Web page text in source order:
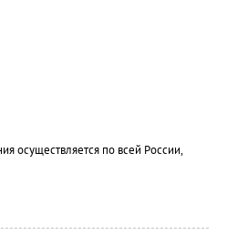
осуществляется по всей России,